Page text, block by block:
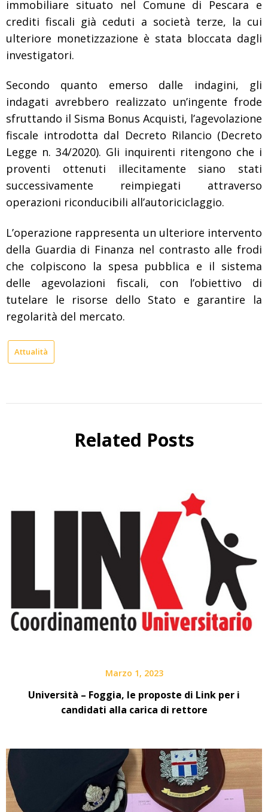
immobiliare situato nel Comune di Pescara e
crediti fiscali già ceduti a società terze, la cui
ulteriore monetizzazione è stata bloccata dagli
investigatori.
Secondo quanto emerso dalle indagini, gli
indagati avrebbero realizzato un’ingente frode
sfruttando il Sisma Bonus Acquisti, l’agevolazione
fiscale introdotta dal Decreto Rilancio (Decreto
Legge n. 34/2020). Gli inquirenti ritengono che i
proventi ottenuti illecitamente siano stati
successivamente reimpiegati attraverso
operazioni riconducibili all’autoriciclaggio.
L’operazione rappresenta un ulteriore intervento
della Guardia di Finanza nel contrasto alle frodi
che colpiscono la spesa pubblica e il sistema
delle agevolazioni fiscali, con l’obiettivo di
tutelare le risorse dello Stato e garantire la
regolarità del mercato.
Attualità
Related Posts
Marzo 1, 2023
Università – Foggia, le proposte di Link per i
candidati alla carica di rettore